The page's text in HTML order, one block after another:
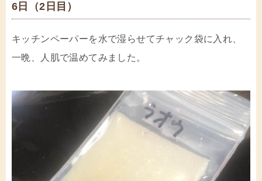
6日（2日目）
キッチンペーパーを水で湿らせてチャック袋に入れ、
一晩、人肌で温めてみました。